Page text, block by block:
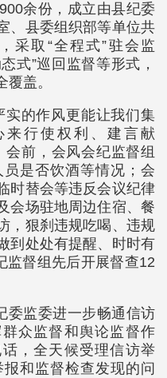
余份，成立由县纪委
、县委组织部等单位共
采取“全程式”驻会监
式”巡回监督等形式，
盖。
实的作风更能让我们集
行使权利、建言献
前，会风会纪监督组
是否饮酒等情况；会
时替会等违反会议纪律
会场驻地周边住宿、餐
，狠刹违规吃喝、违规
到处处有提醒、时时有
监督组先后开展督查12
委监委进一步畅通信访
众监督和舆论监督作
，全天候受理信访举
和监督检查发现的问